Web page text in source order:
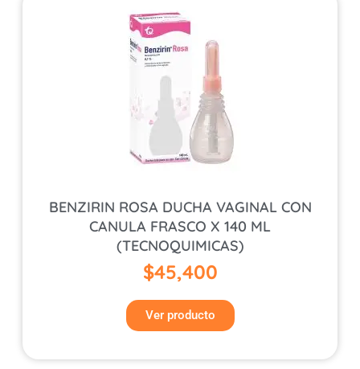
BENZIRIN ROSA DUCHA VAGINAL CON
CANULA FRASCO X 140 ML
(TECNOQUIMICAS)
$45,400
Ver producto